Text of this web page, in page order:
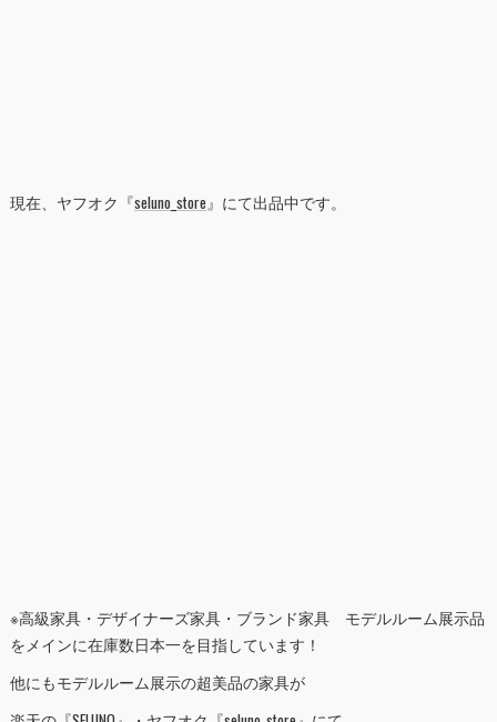
現在、ヤフオク『seluno_store』にて出品中です。
※高級家具・デザイナーズ家具・ブランド家具 モデルルーム展示品
をメインに在庫数日本一を目指しています！
他にもモデルルーム展示の超美品の家具が